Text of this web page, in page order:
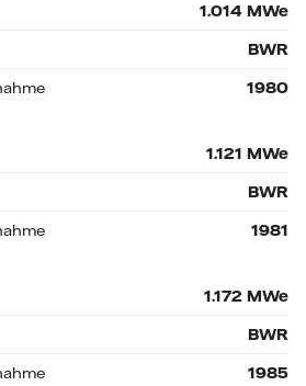
1.014 MWe
BWR
1980
1.121 MWe
BWR
1981
1.172 MWe
BWR
1985